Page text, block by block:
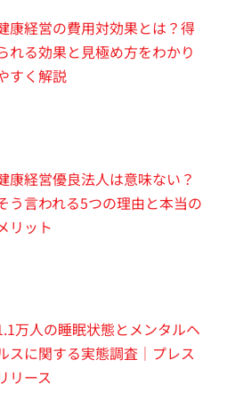
康経営の費用対効果とは？得
れる効果と見極め方をわかり
すく解説
康経営優良法人は意味ない？
う言われる5つの理由と本当の
リット
万人の睡眠状態とメンタルヘ
スに関する実態調査｜プレス
リース